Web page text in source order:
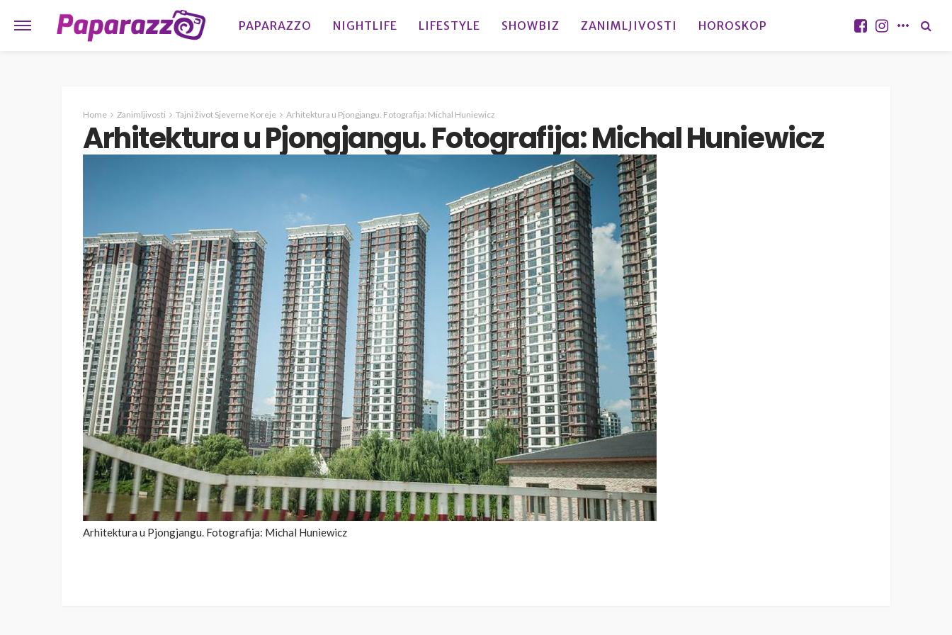
PAPARAZZO NIGHTLIFE LIFESTYLE SHOWBIZ ZANIMLJIVOSTI HOROSKOP
Home Zanimljivosti Tajni život Sjeverne Koreje Arhitektura u Pjongjangu. Fotografija: Michal Huniewicz
Arhitektura u Pjongjangu. Fotografija: Michal Huniewicz
Arhitektura u Pjongjangu. Fotografija: Michal Huniewicz